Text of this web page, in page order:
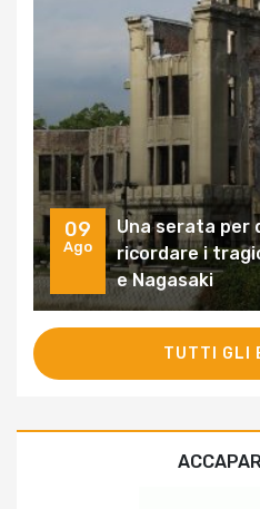
09
Ago
Una serata per
ricordare i
e Nagasaki
TUTTI GLI